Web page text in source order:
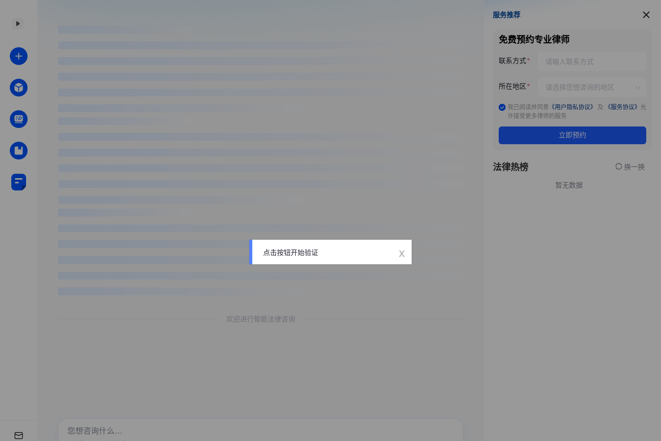
欢迎进行智能法律咨询
服务推荐
服务推荐
免费预约专业律师
联系方式
所在地区
我已阅读并同意 《用户隐私协议》 及 《服务协议》 允
许接受更多律师的服务
立即预约
法律热榜 换一换
暂无数据
点击按钮开始验证 x